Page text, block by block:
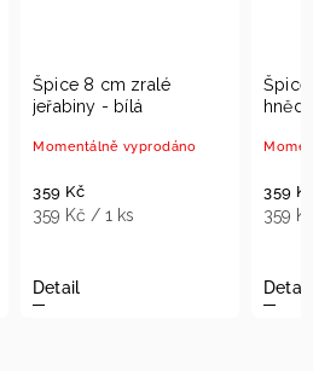
Špice 8 cm zlatá vrba -
hnědá
Momentálně vyprodáno
359 Kč
359 Kč / 1 ks
Detail